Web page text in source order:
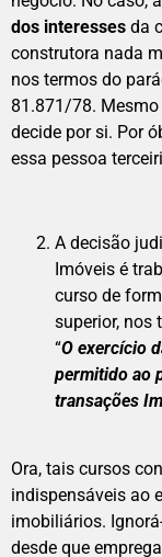
dos interesses da
construtora nada
nos termos do
81.871/78.
decide por si. Por
essa pessoa
A decisão
Imóveis é
curso de
superior, nos
“O exercício
permitido ao
transações
Ora, tais cursos
indispensáveis ao
imobiliários.
desde que